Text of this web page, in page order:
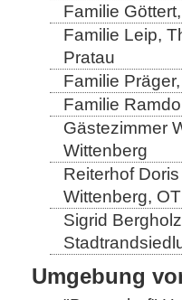
Familie
Familie Leip,
Pratau
Familie
Familie
Gästezimmer
Wittenberg
Reiterhof
Wittenberg,
Sigrid
Umgebung